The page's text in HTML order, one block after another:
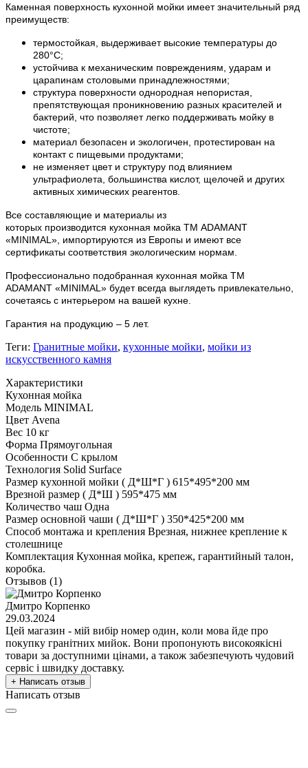
Каменная поверхность кухонной мойки имеет значительный ряд
преимуществ:
термостойкая, выдерживает высокие температуры до
280°С;
устойчива к механическим повреждениям, ударам и
царапинам столовыми принадлежностями;
структура поверхности однородная непористая,
препятствующая проникновению разных красителей и
бактерий, что позволяет легко поддерживать мойку в
чистоте;
материал безопасен и экологичен, протестирован на
контакт с пищевыми продуктами;
не изменяет цвет и структуру под влиянием
ультрафиолета, большинства кислот, щелочей и других
активных химических реагентов.
Все составляющие и материалы из
которых производится кухонная мойка ТМ ADAMANT
«MINIMAL», импортируются из Европы и имеют все
сертификаты соответствия экологическим нормам.
Профессионально подобранная кухонная мойка ТМ
ADAMANT «MINIMAL» будет всегда выглядеть привлекательно,
сочетаясь с интерьером на вашей кухне.
Гарантия на продукцию – 5 лет.
Теги: Гранитные мойки, кухонные мойки, мойки из
искусственного камня
Характеристики
Кухонная мойка
Модель MINIMAL
Цвет Avena
Вес 10 кг
Форма Прямоугольная
Особенности С крылом
Технология Solid Surface
Размер кухонной мойки ( Д*Ш*Г ) 615*495*200 мм
Врезной размер ( Д*Ш ) 595*475 мм
Количество чаш Одна
Размер основной чаши ( Д*Ш*Г ) 350*425*200 мм
Способ монтажа и крепления Врезная, нижнее крепление к
столешнице
Комплектация Кухонная мойка, крепеж, гарантийный талон,
коробка.
Отзывов (1)
Дмитро Корпенко
29.03.2024
Цей магазин - мій вибір номер один, коли мова йде про
покупку гранітних мийок. Вони пропонують високоякісні
товари за доступними цінами, а також забезпечують чудовий
сервіс і швидку доставку.
+ Написать отзыв
Написать отзыв